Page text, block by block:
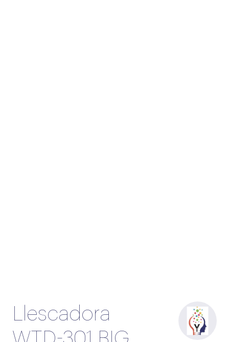
Llescadora